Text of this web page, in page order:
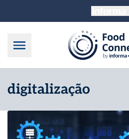
digitalização